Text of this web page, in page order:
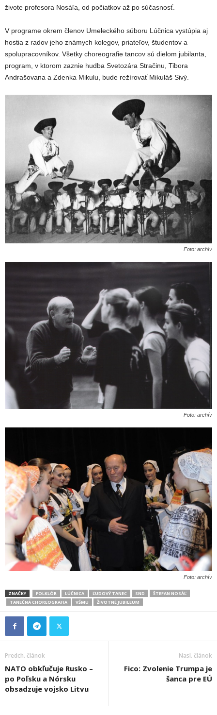
živote profesora Nosáľa, od počiatkov až po súčasnosť.
V programe okrem členov Umeleckého súboru Lúčnica vystúpia aj
hostia z radov jeho známych kolegov, priateľov, študentov a
spolupracovníkov. Všetky choreografie tancov sú dielom jubilanta,
program, v ktorom zaznie hudba Svetozára Stračinu, Tibora
Andrašovana a Zdenka Mikulu, bude režírovať Mikuláš Sivý.
Foto: archív
Foto: archív
Foto: archív
ZNAČKY FOLKLÓR LÚČNICA ĽUDOVÝ TANEC SND
ŠTEFAN NOSÁĽ
TANEČNÁ CHOREOGRAFIA
VŠMU ŽIVOTNÉ JUBILEUM
Predch. článok
NATO obkľučuje Rusko –
po Poľsku a Nórsku
obsadzuje vojsko Litvu
Nasl. článok
Fico: Zvolenie Trumpa je
šanca pre EÚ